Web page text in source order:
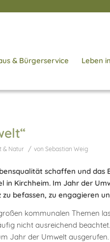
& Bürgerservice Leben
& Natur / von Sebastian Weig
schaffen und das
in Kirchheim. Im Jahr der
befassen, zu engagieren
kommunalen Themen
nicht ausreichend
Jahr der Umwelt